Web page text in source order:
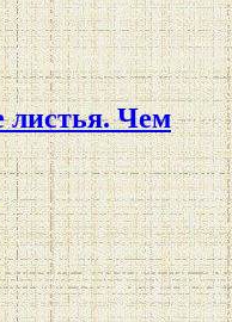
листья. Чем